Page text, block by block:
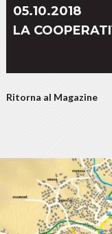
05.10.2018
LA
Ritorna al Magazine